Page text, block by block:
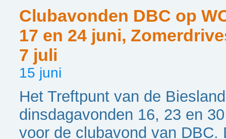
Clubavonden DBC op
17 en 24 juni,
7 juli
15 juni
Het Treftpunt van de
dinsdagavonden 16, 23 en
voor de clubavond van DBC.